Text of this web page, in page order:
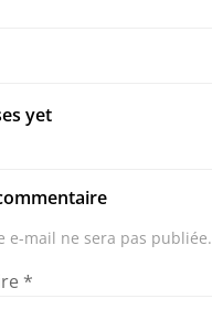
yet
e-mail ne sera pas publiée.
*